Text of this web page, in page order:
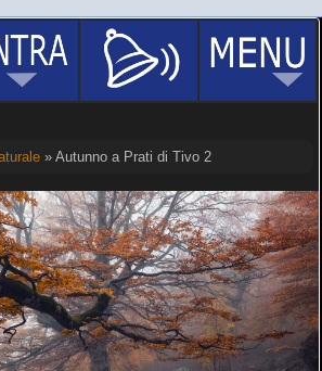
» Autunno a Prati di Tivo 2